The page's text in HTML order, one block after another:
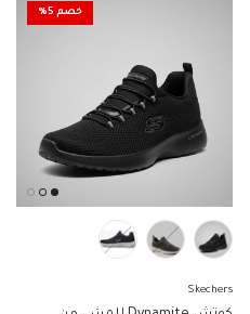
خصم 5%
Skechers